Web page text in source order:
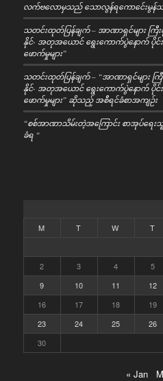
လက်ဗလောမှသည် သောလွန်ရကောင်ေးမွ
သတင်းထုတ်ပြန်ချက် – အာဏာရှင်များ က
နိုင်- အတုအယောင် ရွေးကောက်ပွဲနောက် ပိုင်
ဖောက်မှုများ”
သတင်းထုတ်ပြန်ချက် – “အာဏာရှင်များ
နိုင်- အတုအယောင် ရွေးကောက်ပွဲနောက် ပိုင်
ဖောက်မှုများ” ဆိုသည့် အစီရင်ခံစာအကျဉ်း
“စစ်အာဏာသိမ်းတဲ့အကြောင်း စာအုပ်ရေး
ခံရ “
M T W T
2
3 4 5
9
10 11 12
16
17 18 19
23
24 25 26
30
« Jan